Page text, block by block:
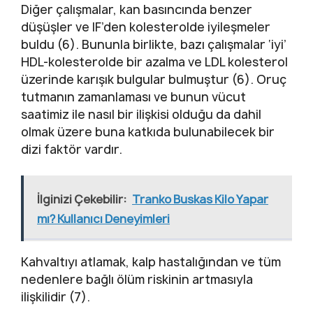
Diğer çalışmalar, kan basıncında benzer
düşüşler ve IF’den kolesterolde iyileşmeler
buldu (6). Bununla birlikte, bazı çalışmalar ‘iyi’
HDL-kolesterolde bir azalma ve LDL kolesterol
üzerinde karışık bulgular bulmuştur (6). Oruç
tutmanın zamanlaması ve bunun vücut
saatimiz ile nasıl bir ilişkisi olduğu da dahil
olmak üzere buna katkıda bulunabilecek bir
dizi faktör vardır.
İlginizi Çekebilir: Tranko Buskas Kilo Yapar
mı? Kullanıcı Deneyimleri
Kahvaltıyı atlamak, kalp hastalığından ve tüm
nedenlere bağlı ölüm riskinin artmasıyla
ilişkilidir (7).